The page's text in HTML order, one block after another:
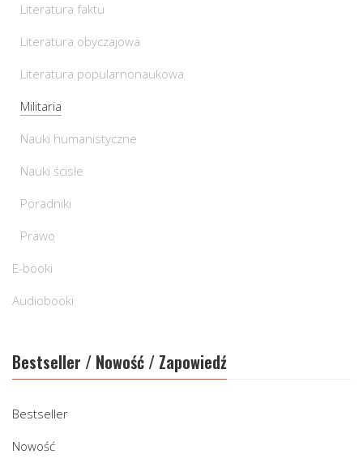
Literatura faktu
Literatura obyczajowa
Literatura popularnonaukowa
Militaria
Nauki humanistyczne
Nauki ścisłe
Poradniki
Prawo
E-booki
Audiobooki
Bestseller / Nowość / Zapowiedź
Bestseller
Nowość